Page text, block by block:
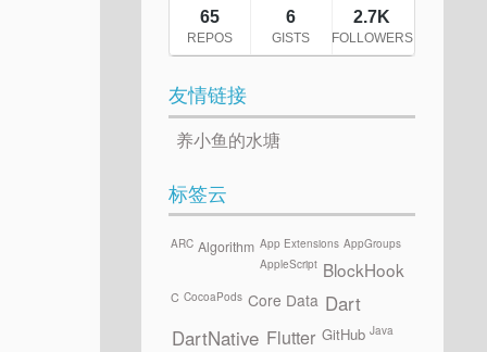
友情链接
养小鱼的水塘
标签云
ARC Algorithm App Extensions AppGroups
AppleScript BlockHook
C CocoaPods Core Data Dart
DartNative Flutter GitHub Java